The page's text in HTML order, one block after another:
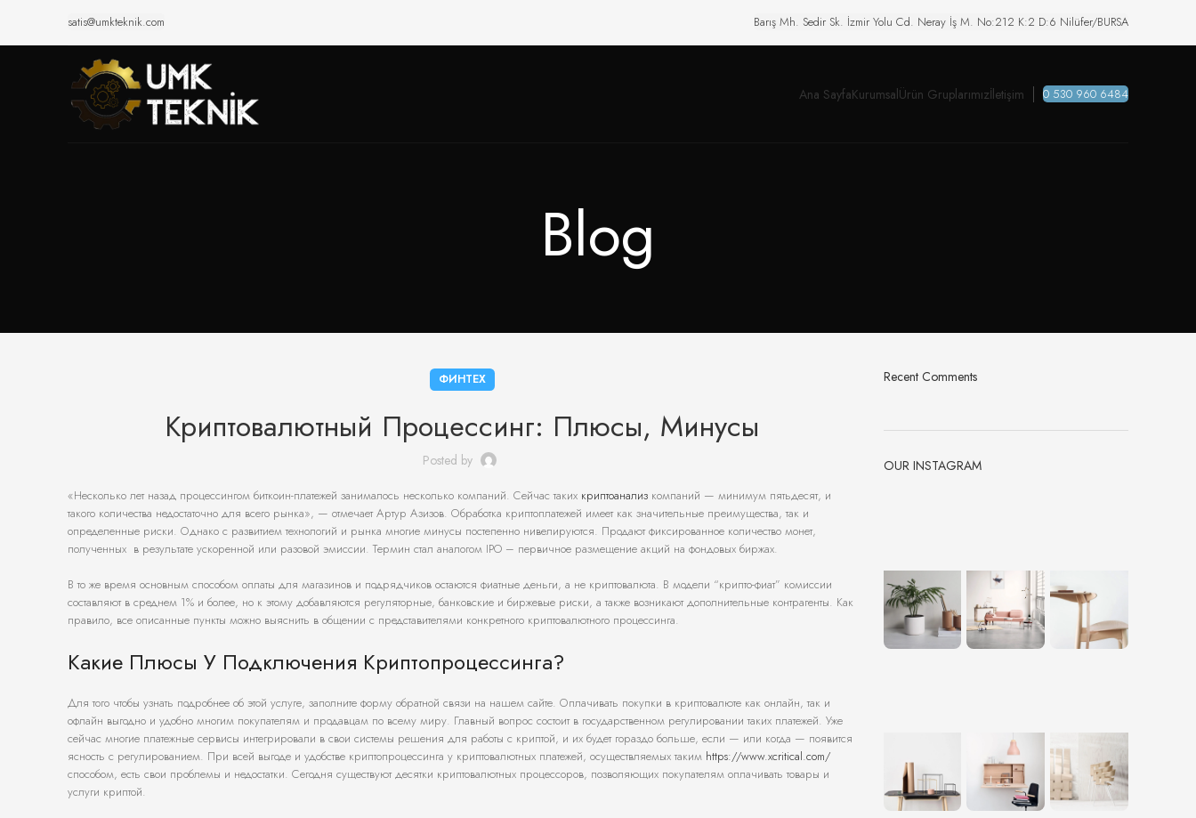
satis@umkteknik.com Barış Mh. Sedir Sk. İzmir Yolu Cd. Neray İş M. No:212 K:2 D:6 Nilüfer/BURSA
Ana SayfaKurumsalÜrün Gruplarımızİletişim 0 530 960 6484
Blog
ФИНТЕХ
Криптовалютный Процессинг: Плюсы, Минусы
Posted by
«Несколько лет назад процессингом биткоин-платежей занималось несколько компаний. Сейчас таких криптоанализ компаний — минимум пятьдесят, и
такого количества недостаточно для всего рынка», — отмечает Артур Азизов. Обработка криптоплатежей имеет как значительные преимущества, так и
определенные риски. Однако с развитием технологий и рынка многие минусы постепенно нивелируются. Продают фиксированное количество монет,
полученных в результате ускоренной или разовой эмиссии. Термин стал аналогом IPO – первичное размещение акций на фондовых биржах.
В то же время основным способом оплаты для магазинов и подрядчиков остаются фиатные деньги, а не криптовалюта. В модели “крипто-фиат” комиссии
составляют в среднем 1% и более, но к этому добавляются регуляторные, банковские и биржевые риски, а также возникают дополнительные контрагенты. Как
правило, все описанные пункты можно выяснить в общении с представителями конкретного криптовалютного процессинга.
Какие Плюсы У Подключения Криптопроцессинга?
Для того чтобы узнать подробнее об этой услуге, заполните форму обратной связи на нашем сайте. Оплачивать покупки в криптовалюте как онлайн, так и
офлайн выгодно и удобно многим покупателям и продавцам по всему миру. Главный вопрос состоит в государственном регулировании таких платежей. Уже
сейчас многие платежные сервисы интегрировали в свои системы решения для работы с криптой, и их будет гораздо больше, если — или когда — появится
ясность с регулированием. При всей выгоде и удобстве криптопроцессинга у криптовалютных платежей, осуществляемых таким https://www.xcritical.com/
способом, есть свои проблемы и недостатки. Сегодня существуют десятки криптовалютных процессоров, позволяющих покупателям оплачивать товары и
услуги криптой.
Recent Comments
OUR INSTAGRAM